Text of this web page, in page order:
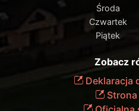
Środa
Czwartek
Piątek
Zobacz
Deklaracja
Strona